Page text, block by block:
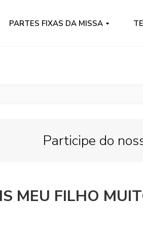
PARTES FIXAS DA MISSA
Participe do
MEU FILHO